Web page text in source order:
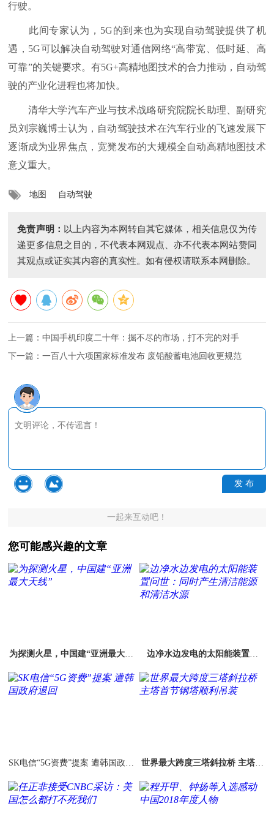
行驶。
此间专家认为，5G的到来也为实现自动驾驶提供了机
遇，5G可以解决自动驾驶对通信网络“高带宽、低时延、高
可靠”的关键要求。有5G+高精地图技术的合力推动，自动驾
驶的产业化进程也将加快。
清华大学汽车产业与技术战略研究院院长助理、副研究
员刘宗巍博士认为，自动驾驶技术在汽车行业的飞速发展下
逐渐成为业界焦点，宽凳发布的大规模全自动高精地图技术
意义重大。
地图 自动驾驶
免责声明： 以上内容为本网转自其它媒体，相关信息仅为传
递更多信息之目的，不代表本网观点、亦不代表本网站赞同
其观点或证实其内容的真实性。如有侵权请联系本网删除。
上一篇：中国手机印度二十年：掘不尽的市场，打不完的对手
下一篇：一百八十六项国家标准发布 废铅酸蓄电池回收更规范
发 布
一起来互动吧！
您可能感兴趣的文章
为探测火星，中国建“亚洲最大天
边净水边发电的太阳能装置问
源
SK电信“5G资费”提案 遭韩国政府
世界最大跨度三塔斜拉桥 主塔首